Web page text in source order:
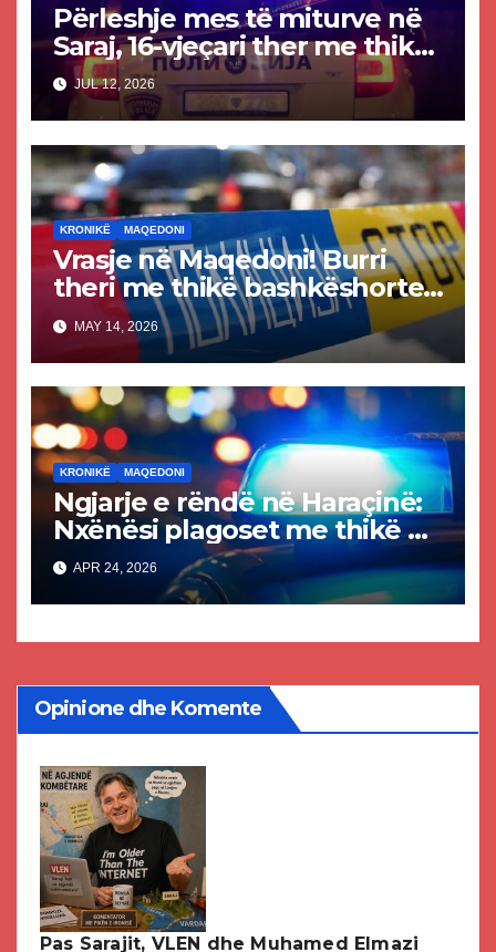
Përleshje mes të miturve në
Saraj, 16-vjeçari ther me thikë
14-vjeçarin
JUL 12, 2026
KRONIKË MAQEDONI
Vrasje në Maqedoni! Burri
theri me thikë bashkëshorten
e tijMAY 14, 2026
KRONIKË MAQEDONI
Ngjarje e rëndë në Haraçinë:
Nxënësi plagoset me thikë në
shkollë, dërgohet në spital
APR 24, 2026
Opinione dhe Komente
Pas Sarajit, VLEN dhe Muhamed Elmazi